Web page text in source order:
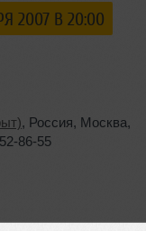
2007 В 20:00
, Россия, Москва,
86-55